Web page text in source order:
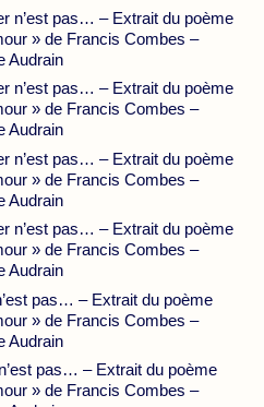
n’est pas… – Extrait du poème
» de Francis Combes –
Audrain
n’est pas… – Extrait du poème
» de Francis Combes –
Audrain
n’est pas… – Extrait du poème
» de Francis Combes –
Audrain
n’est pas… – Extrait du poème
» de Francis Combes –
Audrain
pas… – Extrait du poème
» de Francis Combes –
Audrain
pas… – Extrait du poème
» de Francis Combes –